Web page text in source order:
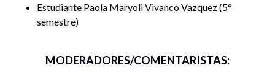
Estudiante Paola Maryoli Vivanco Vazquez 5°
semestre
MODERADORES/COMENTARISTAS: